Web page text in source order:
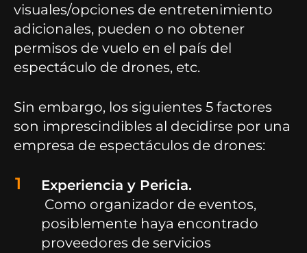
visuales/opciones de entretenimiento
adicionales, pueden o no obtener
permisos de vuelo en el país del
espectáculo de drones, etc.
Sin embargo, los siguientes 5 factores
son imprescindibles al decidirse por una
empresa de espectáculos de drones:
Experiencia y Pericia.
Como organizador de eventos,
posiblemente haya encontrado
proveedores de servicios